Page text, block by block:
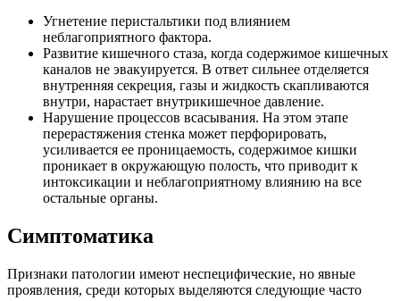
Угнетение перистальтики под влиянием
неблагоприятного фактора.
Развитие кишечного стаза, когда содержимое кишечных
каналов не эвакуируется. В ответ сильнее отделяется
внутренняя секреция, газы и жидкость скапливаются
внутри, нарастает внутрикишечное давление.
Нарушение процессов всасывания. На этом этапе
перерастяжения стенка может перфорировать,
усиливается ее проницаемость, содержимое кишки
проникает в окружающую полость, что приводит к
интоксикации и неблагоприятному влиянию на все
остальные органы.
Симптоматика
Признаки патологии имеют неспецифические, но явные
проявления, среди которых выделяются следующие часто